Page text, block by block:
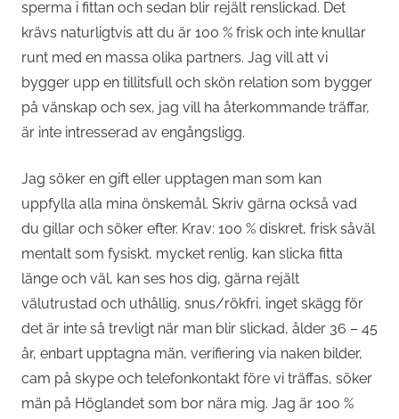
sperma i fittan och sedan blir rejält renslickad. Det
krävs naturligtvis att du är 100 % frisk och inte knullar
runt med en massa olika partners. Jag vill att vi
bygger upp en tillitsfull och skön relation som bygger
på vänskap och sex, jag vill ha återkommande träffar,
är inte intresserad av engångsligg.
Jag söker en gift eller upptagen man som kan
uppfylla alla mina önskemål. Skriv gärna också vad
du gillar och söker efter. Krav: 100 % diskret, frisk såväl
mentalt som fysiskt, mycket renlig, kan slicka fitta
länge och väl, kan ses hos dig, gärna rejält
välutrustad och uthållig, snus/rökfri, inget skägg för
det är inte så trevligt när man blir slickad, ålder 36 – 45
år, enbart upptagna män, verifiering via naken bilder,
cam på skype och telefonkontakt före vi träffas, söker
män på Höglandet som bor nära mig. Jag är 100 %